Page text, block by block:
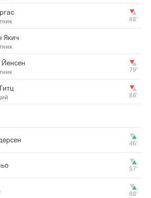
88‎’‎
Якич
79‎’‎
88‎’‎
46‎’‎
57‎’‎
88‎’‎